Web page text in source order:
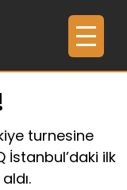
turnesine
İstanbul’daki ilk